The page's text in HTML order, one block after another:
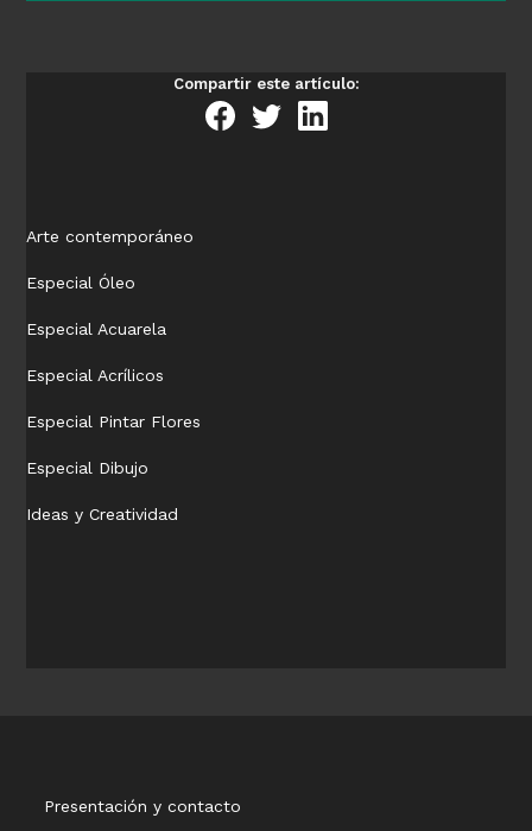
Compartir este artículo:
Arte contemporáneo
Especial Óleo
Especial Acuarela
Especial Acrílicos
Especial Pintar Flores
Especial Dibujo
Ideas y Creatividad
Presentación y contacto